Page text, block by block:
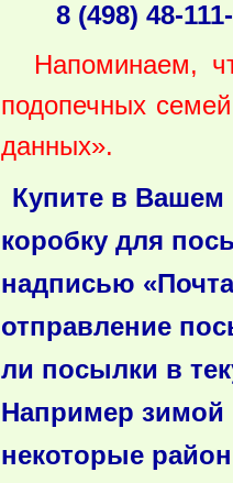
8 (498) 48-
Напоминаем,
подопечных
данных».
Купите в
коробку для
надписью
отправление
ли посылки в
Например зимой
некоторые